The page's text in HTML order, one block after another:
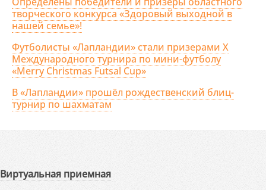
творческого конкурса «Здоровый выходной в
нашей семье»!
Футболисты «Лапландии» стали призерами X
Международного турнира по мини-футболу
«Merry Christmas Futsal Cup»
В «Лапландии» прошёл рождественский блиц-
турнир по шахматам
Виртуальная приемная